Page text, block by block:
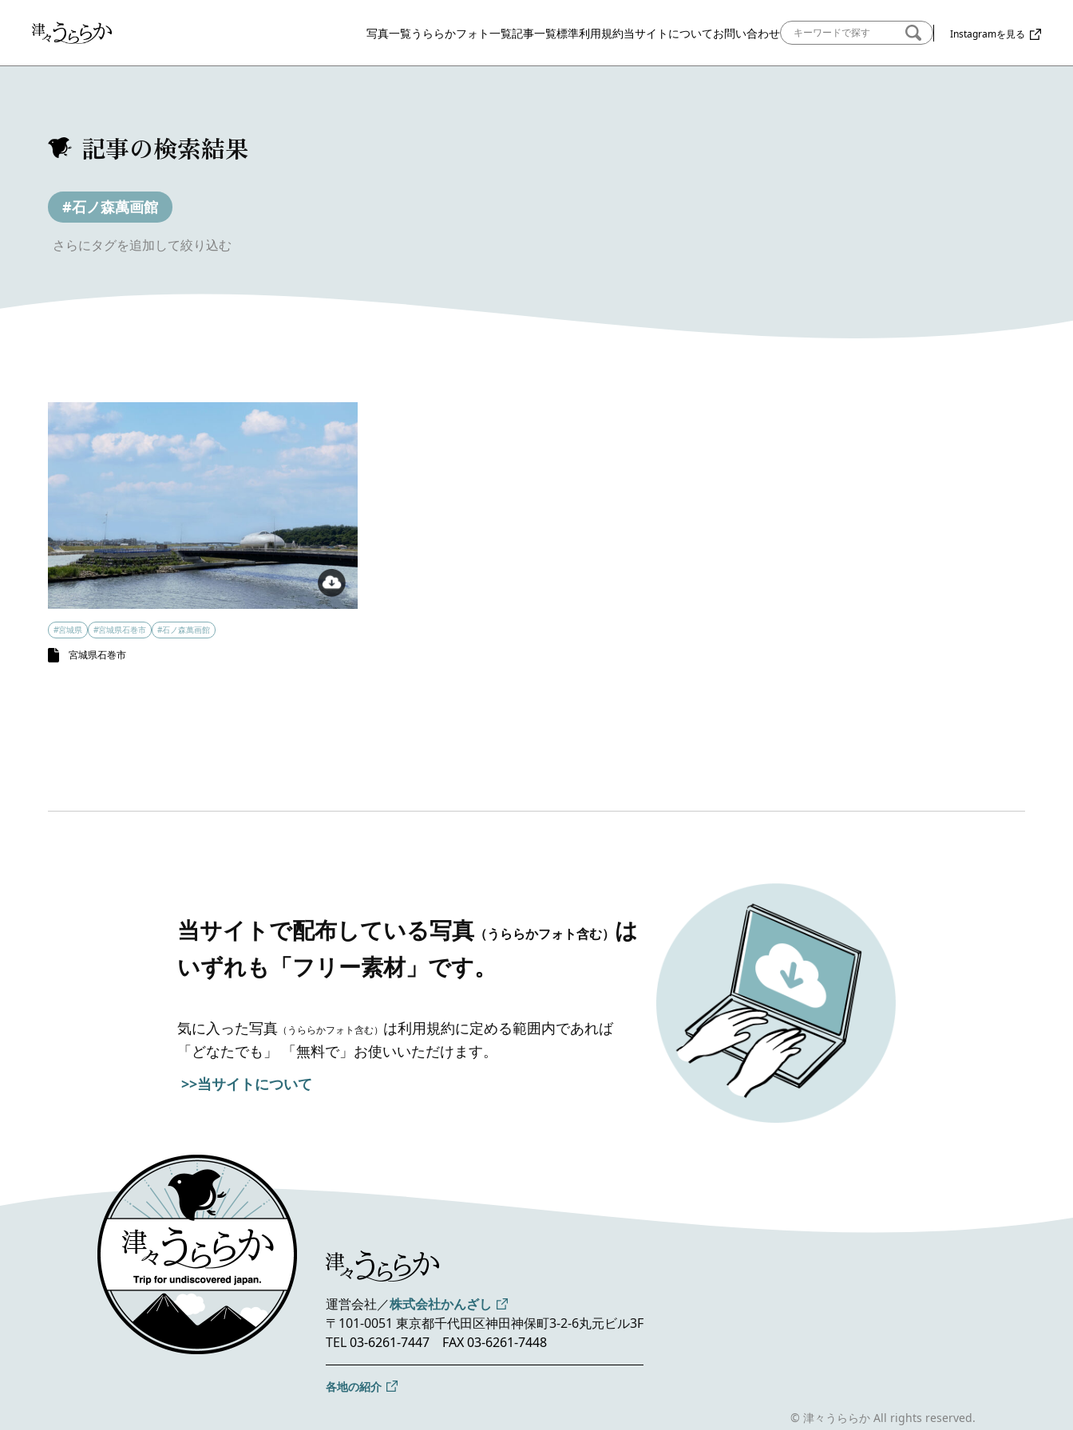
写真一覧うららかフォト一覧記事一覧標準利用規約当サイトについてお問い合わせ Instagramを見る
記事の検索結果
#石ノ森萬画館
さらにタグを追加して絞り込む
#宮城県 #宮城県石巻市 #石ノ森萬画館
宮城県石巻市
当サイトで配布している写真 （うららかフォト含む） は
いずれも「フリー素材」です。
気に入った写真 （うららかフォト含む） は利用規約に定める範囲内であれば
「どなたでも」 「無料で」お使いいただけます。
>>当サイトについて
運営会社／株式会社かんざし
〒101-0051 東京都千代田区神田神保町3-2-6丸元ビル3F
TEL03-6261-7447 FAX 03-6261-7448
各地の紹介
© 津々うららか All rights reserved.